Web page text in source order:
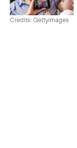
Credits: Gettyimages